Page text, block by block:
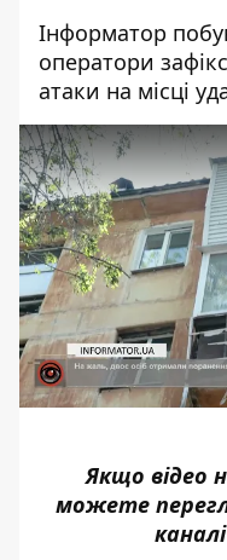
Інформатор
оператори
атаки на місці
Якщо відео
можете